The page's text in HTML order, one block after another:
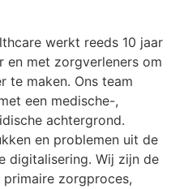
werkt reeds 10 jaar
met zorgverleners om
te maken. Ons team
een medische-,
achtergrond.
en problemen uit de
digitalisering. Wij zijn de
zorgproces,